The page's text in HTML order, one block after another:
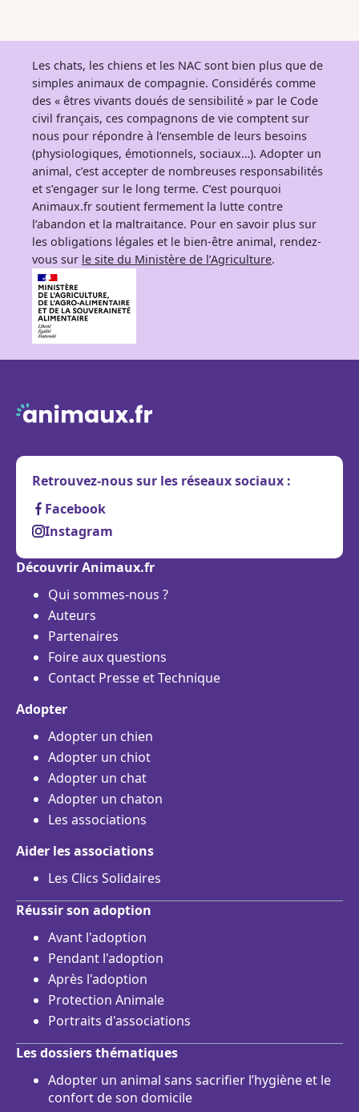
Les chats, les chiens et les NAC sont bien plus que de
simples animaux de compagnie. Considérés comme
des « êtres vivants doués de sensibilité » par le Code
civil français, ces compagnons de vie comptent sur
nous pour répondre à l’ensemble de leurs besoins
(physiologiques, émotionnels, sociaux…). Adopter un
animal, c’est accepter de nombreuses responsabilités
et s’engager sur le long terme. C’est pourquoi
Animaux.fr soutient fermement la lutte contre
l’abandon et la maltraitance. Pour en savoir plus sur
les obligations légales et le bien-être animal, rendez-
vous sur le site du Ministère de l’Agriculture.
Retrouvez-nous sur les réseaux sociaux :
Facebook
Instagram
Découvrir Animaux.fr
Qui sommes-nous ?
Auteurs
Partenaires
Foire aux questions
Contact Presse et Technique
Adopter
Adopter un chien
Adopter un chiot
Adopter un chat
Adopter un chaton
Les associations
Aider les associations
Les Clics Solidaires
Réussir son adoption
Avant l'adoption
Pendant l'adoption
Après l'adoption
Protection Animale
Portraits d'associations
Les dossiers thématiques
Adopter un animal sans sacrifier l’hygiène et le
confort de son domicile